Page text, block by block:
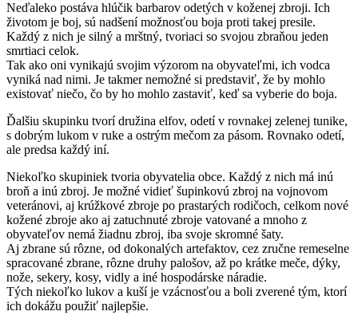
Neďaleko postáva hlúčik barbarov odetých v koženej zbroji. Ich
životom je boj, sú nadšení možnosťou boja proti takej presile.
Každý z nich je silný a mrštný, tvoriaci so svojou zbraňou jeden
smrtiaci celok.
Tak ako oni vynikajú svojim výzorom na obyvateľmi, ich vodca
vyniká nad nimi. Je takmer nemožné si predstaviť, že by mohlo
existovať niečo, čo by ho mohlo zastaviť, keď sa vyberie do boja.
Ďalšiu skupinku tvorí družina elfov, odetí v rovnakej zelenej tunike,
s dobrým lukom v ruke a ostrým mečom za pásom. Rovnako odetí,
ale predsa každý iní.
Niekoľko skupiniek tvoria obyvatelia obce. Každý z nich má inú
broň a inú zbroj. Je možné vidieť šupinkovú zbroj na vojnovom
veteránovi, aj krúžkové zbroje po prastarých rodičoch, celkom nové
kožené zbroje ako aj zatuchnuté zbroje vatované a mnoho z
obyvateľov nemá žiadnu zbroj, iba svoje skromné šaty.
Aj zbrane sú rôzne, od dokonalých artefaktov, cez zručne remeselne
spracované zbrane, rôzne druhy palošov, až po krátke meče, dýky,
nože, sekery, kosy, vidly a iné hospodárske náradie.
Tých niekoľko lukov a kuší je vzácnosťou a boli zverené tým, ktorí
ich dokážu použiť najlepšie.